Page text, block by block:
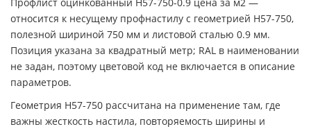
относится к несущему профнастилу с геометрией H57-750,
полезной шириной 750 мм и листовой сталью 0.9 мм.
Позиция указана за квадратный метр; RAL в наименовании
не задан, поэтому цветовой код не включается в описание
параметров.
Геометрия H57-750 рассчитана на применение там, где
важны жесткость настила, повторяемость ширины и